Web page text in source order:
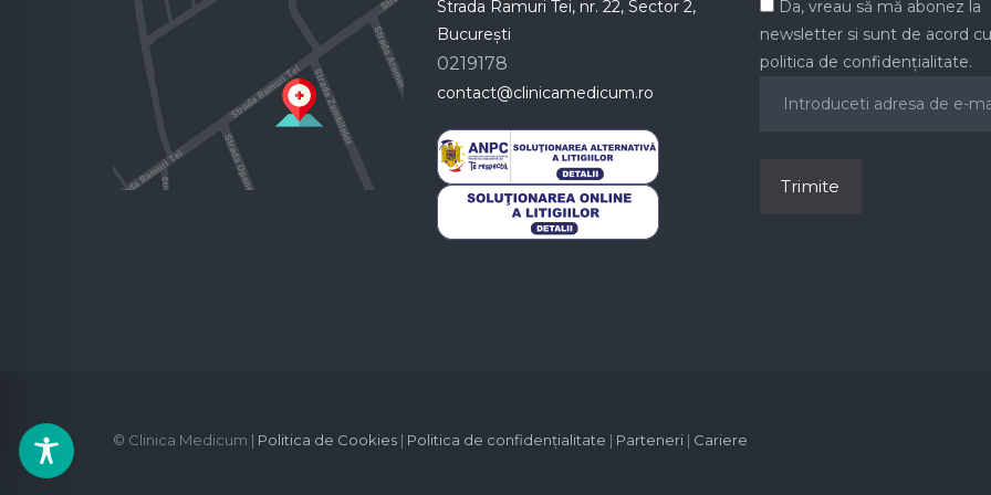
Strada Ramuri Tei, nr. 22, Sector 2,
București
0219178
contact@clinicamedicum.ro
Da, vreau să mă abonez la
newsletter si sunt de acord cu
politica de confidențialitate.
© Clinica Medicum | Politica de Cookies | Politica de confidențialitate | Parteneri | Cariere